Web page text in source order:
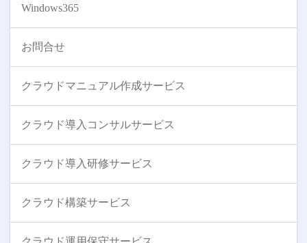
Windows365
お問合せ
クラウドマニュアル作成サービス
クラウド導入コンサルサービス
クラウド導入研修サービス
クラウド構築サービス